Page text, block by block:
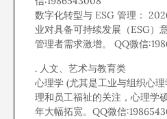
数字化转型与 ESG 管理：
业对具备可持续发展（ESG）
管理者需求激增。 QQ微信
. 人文、艺术与教育类
心理学 (尤其是工业与组织心
理和员工福祉的关注，心理学
年大幅拓宽。QQ微信